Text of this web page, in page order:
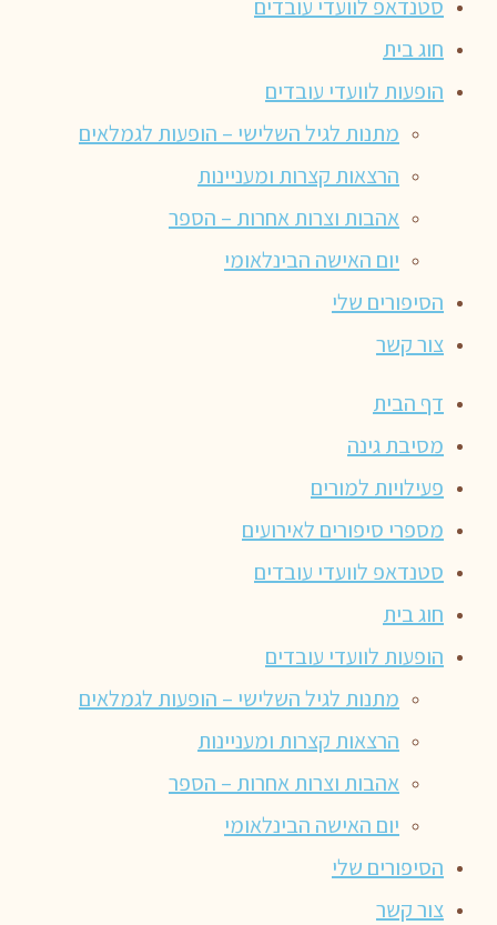
סטנדאפ לוועדי עובדים
חוג בית
הופעות לוועדי עובדים
מתנות לגיל השלישי – הופעות לגמלאים
הרצאות קצרות ומעניינות
אהבות וצרות אחרות – הספר
יום האישה הבינלאומי
הסיפורים שלי
צור קשר
דף הבית
מסיבת גינה
פעילויות למורים
מספרי סיפורים לאירועים
סטנדאפ לוועדי עובדים
חוג בית
הופעות לוועדי עובדים
מתנות לגיל השלישי – הופעות לגמלאים
הרצאות קצרות ומעניינות
אהבות וצרות אחרות – הספר
יום האישה הבינלאומי
הסיפורים שלי
צור קשר